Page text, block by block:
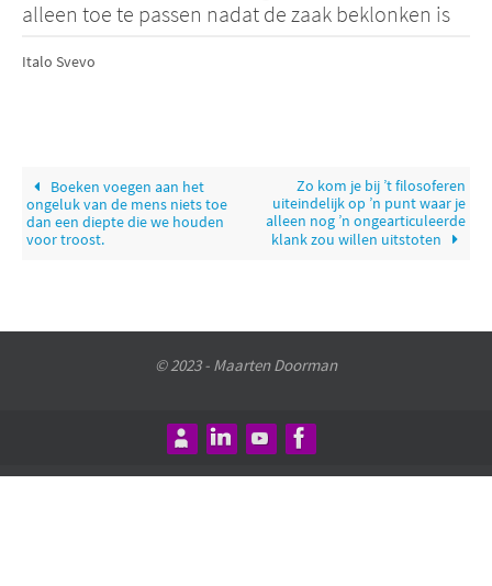
alleen toe te passen nadat de zaak beklonken is
Italo Svevo
Boeken voegen aan het
ongeluk van de mens niets toe
dan een diepte die we houden
voor troost.
Zo kom je bij ’t filosoferen
uiteindelijk op ’n punt waar je
alleen nog ’n ongearticuleerde
klank zou willen uitstoten
© 2023 - Maarten Doorman